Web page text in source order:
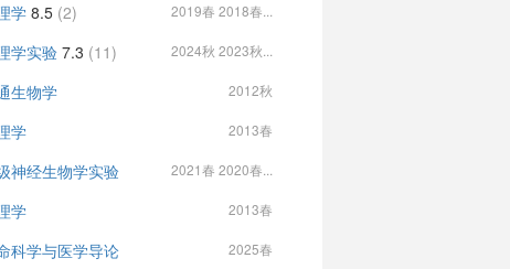
学 8.5 (2) 2019春 2018春...
学实验 7.3 (11) 2024秋 2023秋...
生物学 2012秋
学 2013春
神经生物学实验 2021春 2020春...
学 2013春
科学与医学导论 2025春